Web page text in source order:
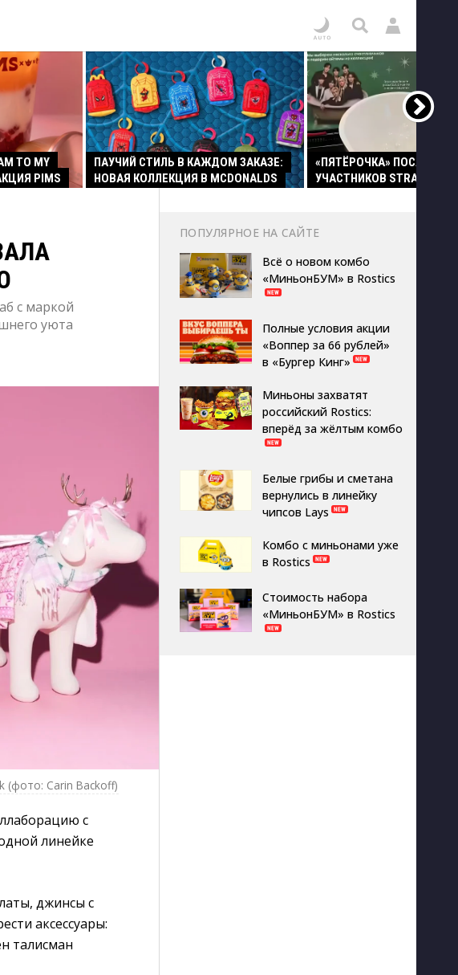
TO MY
PIMS
ПАУЧИЙ СТИЛЬ В КАЖДОМ ЗАКАЗЕ:
НОВАЯ КОЛЛЕКЦИЯ В MCDONALDS
«ПЯТЁРОЧКА» ПОСАДИЛА
УЧАСТНИКОВ STRAY KIDS
с маркой
уюта
(фото: Carin Backoff)
с
линейке
джинсы с
аксессуары:
талисман
ПОПУЛЯРНОЕ НА САЙТЕ
Всё о новом комбо
«МиньонБУМ» в Rostics
Полные условия акции
«Воппер за 66 рублей»
в «Бургер Кинг»
Миньоны захватят
российский Rostics:
вперёд за жёлтым комбо
Белые грибы и сметана
вернулись в линейку
чипсов Lays
Комбо с миньонами уже
в Rostics
Стоимость набора
«МиньонБУМ» в Rostics